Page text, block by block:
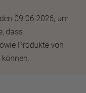
09.06.2026, um
dass
Produkte von